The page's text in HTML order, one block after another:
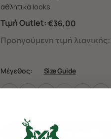
αθλητικά looks.
Τιμή Outlet:€36,00
Προηγούμενη τιμή λιανικής:
Μέγεθος: Size Guide
Προσθήκη στο καλάθι